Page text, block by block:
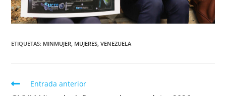
ETIQUETAS: MINMUJER, MUJERES, VENEZUELA
Entrada anterior